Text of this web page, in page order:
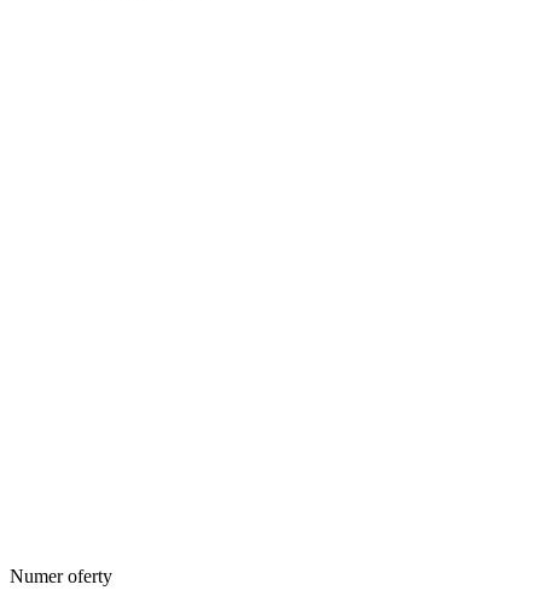
Numer oferty